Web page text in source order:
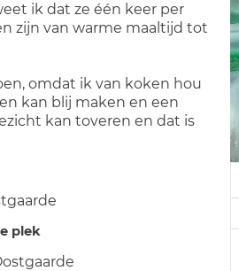
ik dat ze één keer per
zijn van warme maaltijd tot
omdat ik van koken hou
kan blij maken en een
kan toveren en dat is
plek